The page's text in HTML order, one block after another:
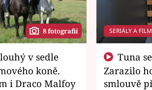
8 fotografií
koně.
i Draco Malfoy
SERIÁLY A
Zarazilo
smlouvě